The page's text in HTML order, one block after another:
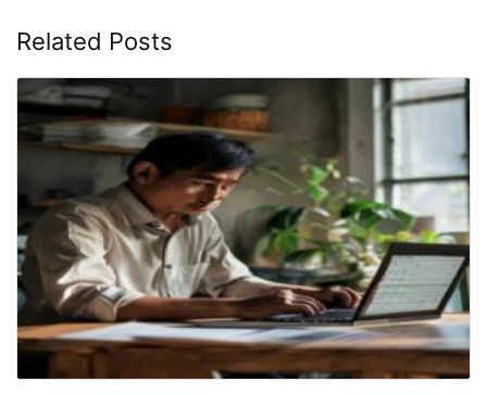
Related Posts